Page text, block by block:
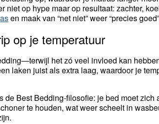
op hype maar op resultaat: zachter,
en maak van “net niet” weer “precies
op je temperatuur
het zó veel invloed kan
laken juist als extra laag, waardoor je
Best Bedding-filosofie: je bed moet zich
te houden, wat weer scheelt in